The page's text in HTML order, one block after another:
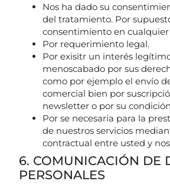
Nos ha dado su
del tratamiento. Por
consentimiento en
Por requerimiento legal.
Por exisitr un interés
menoscabado por sus
como por ejemplo el envío
comercial bien por
newsletter o por su
Por se necesaria para la
de nuestros servicios
contractual entre usted y
6. COMUNICACIÓN DE
PERSONALES